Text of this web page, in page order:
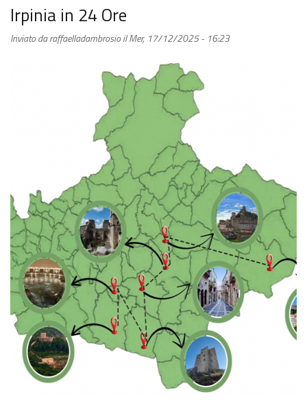
Irpinia in 24 Ore
Inviato daraffaelladambrosioilMer, 17/12/2025 - 16:23